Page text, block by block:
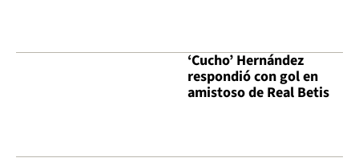
‘Cucho’ Hernández
respondió con gol en
amistoso de Real Betis